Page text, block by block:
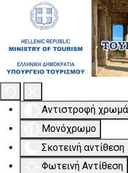
Εργαλειοθήκη
Αντιστροφή
Μονόχρωμο
Σκοτεινή αντίθεση
Φωτεινή Αντίθεση